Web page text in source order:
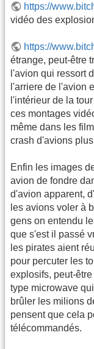
https://
vidéo des
https://
étrange, peut-être
l'avion qui ressort
l'arriere de l'avion
l'intérieur de la
ces montages
même dans les
crash d'avions
Enfin les images
avion de fondre
d'avion apparent,
les avions voler à
gens on entendu
que s'est il passé
les pirates aient
pour percuter les
explosifs, peut-
type microwave
brûler les milions
pensent que cela
télécommandés.